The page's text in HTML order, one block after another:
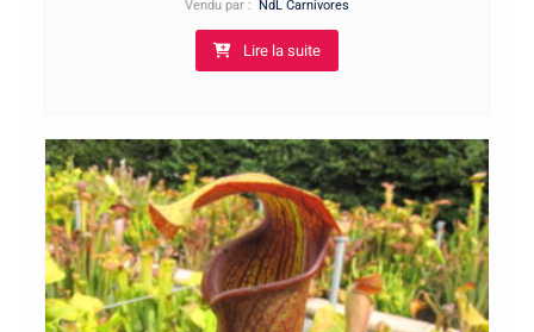
Vendu par : NdL Carnivores
Lire la suite